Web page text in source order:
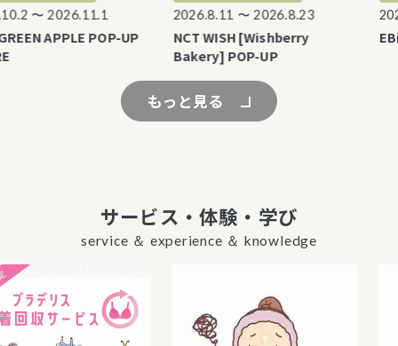
〜 2026.11.1
APPLE POP-UP
2026.8.11 〜 2026.8.23
NCT WISH [Wishberry
Bakery] POP-UP
もっと見る
サービス・体験・学び
service ＆ experience ＆ knowledge